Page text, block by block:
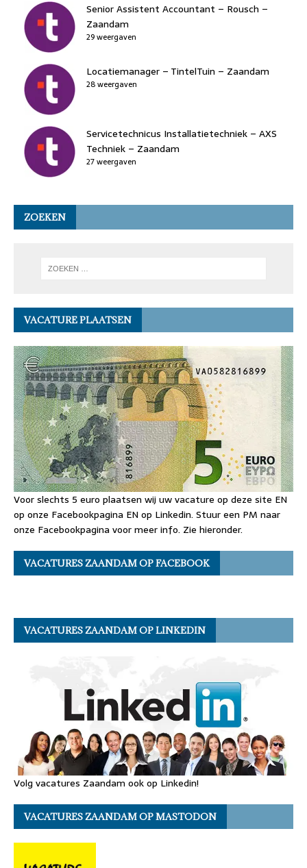
Senior Assistent Accountant – Rousch –
Zaandam
29 weergaven
Locatiemanager – TintelTuin – Zaandam
28 weergaven
Servicetechnicus Installatietechniek – AXS
Techniek – Zaandam
27 weergaven
ZOEKEN
VACATURE PLAATSEN
Voor slechts 5 euro plaatsen wij uw vacature op deze site EN
op onze Facebookpagina EN op Linkedin. Stuur een PM naar
onze Facebookpagina voor meer info. Zie hieronder.
VACATURES ZAANDAM OP FACEBOOK
VACATURES ZAANDAM OP LINKEDIN
Volg vacatures Zaandam ook op Linkedin!
VACATURES ZAANDAM OP MASTODON